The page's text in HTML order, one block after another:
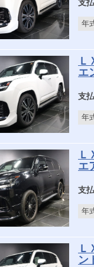
支
年
エ
支
年
エ
支
年
ン